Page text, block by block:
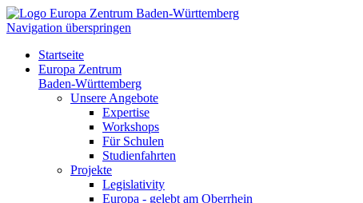
Navigation überspringen
Startseite
Europa Zentrum
Baden-Württemberg
Unsere Angebote
Expertise
Workshops
Für Schulen
Studienfahrten
Projekte
Legislativity
Europa - gelebt am Oberrhein